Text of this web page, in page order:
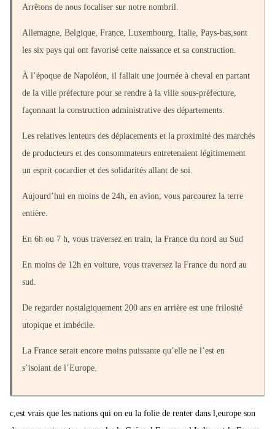
Arrêtons de nous focaliser sur notre nombril.
Allemagne, Belgique, France, Luxembourg, Italie, Pays-bas,sont
les six pays qui ont favorisé cette naissance et sa construction.
À l’époque de Napoléon, il fallait une journée à cheval en partant
de la ville préfecture pour se rendre à la ville sous-préfecture,
façonnant la construction administrative des départements.
Les relatives lenteurs des déplacements et la proximité des marchés
de producteurs et des consommateurs entretenaient légitimement
un esprit cocardier et des solidarités allant de soi.
Aujourd’hui en moins de 24h, en avion, vous parcourez la terre
entière.
En 6h ou 7 h, vous traversez en train, la France du nord au Sud
En moins de 12h en voiture, vous traversez la France du nord au
sud.
De regarder nostalgiquement 200 ans en arrière est une frilosité
utopique et imbécile.
La France serait encore moins puissante qu’elle ne l’est en
s’isolant de l’Europe.
c,est vrais que les nations qui on eu la folie de renter dans l,europe son